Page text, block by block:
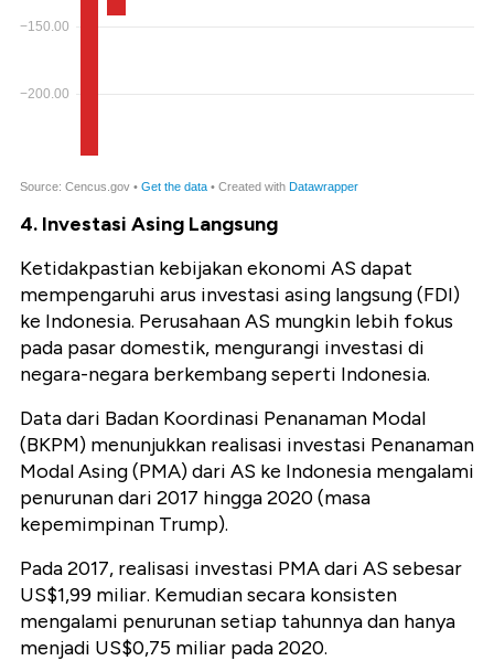
4. Investasi Asing Langsung
Ketidakpastian kebijakan ekonomi AS dapat
mempengaruhi arus investasi asing langsung (FDI)
ke Indonesia. Perusahaan AS mungkin lebih fokus
pada pasar domestik, mengurangi investasi di
negara-negara berkembang seperti Indonesia.
Data dari Badan Koordinasi Penanaman Modal
(BKPM) menunjukkan realisasi investasi Penanaman
Modal Asing (PMA) dari AS ke Indonesia mengalami
penurunan dari 2017 hingga 2020 (masa
kepemimpinan Trump).
Pada 2017, realisasi investasi PMA dari AS sebesar
US$1,99 miliar. Kemudian secara konsisten
mengalami penurunan setiap tahunnya dan hanya
menjadi US$0,75 miliar pada 2020.